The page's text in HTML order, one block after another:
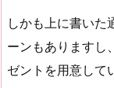
しかも上に書いた
ーンもありますし
ゼントを用意して